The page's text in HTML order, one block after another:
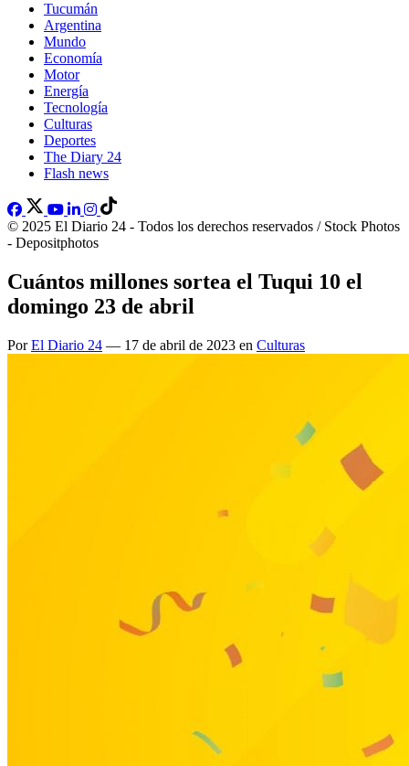
Tucumán
Argentina
Mundo
Economía
Motor
Energía
Tecnología
Culturas
Deportes
The Diary 24
Flash news
© 2025 El Diario 24 - Todos los derechos reservados / Stock Photos
- Depositphotos
Cuántos millones sortea el Tuqui 10 el
domingo 23 de abril
PorEl Diario 24 — 17 de abril de 2023 en Culturas